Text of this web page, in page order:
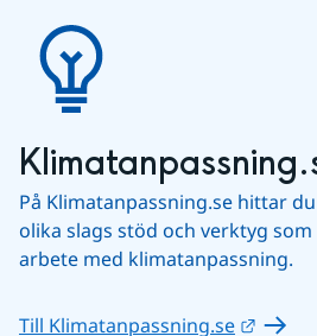
På Klimatanpassning.se hittar
olika slags stöd och verktyg
arbete med klimatanpassning.
Till Klimatanpassning.se Länk